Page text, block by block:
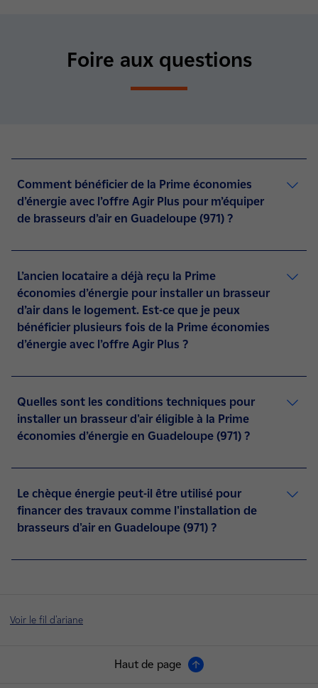
Foire aux questions
Comment bénéficier de la Prime économies
d’énergie avec l’offre Agir Plus pour m’équiper
de brasseurs d’air en Guadeloupe (971) ?
L’ancien locataire a déjà reçu la Prime
économies d’énergie pour installer un brasseur
d’air dans le logement. Est-ce que je peux
bénéficier plusieurs fois de la Prime économies
d’énergie avec l’offre Agir Plus ?
Quelles sont les conditions techniques pour
installer un brasseur d'air éligible à la Prime
économies d’énergie en Guadeloupe (971) ?
Le chèque énergie peut-il être utilisé pour
financer des travaux comme l'installation de
brasseurs d'air en Guadeloupe (971) ?
Voir le fil d'ariane
Haut de page